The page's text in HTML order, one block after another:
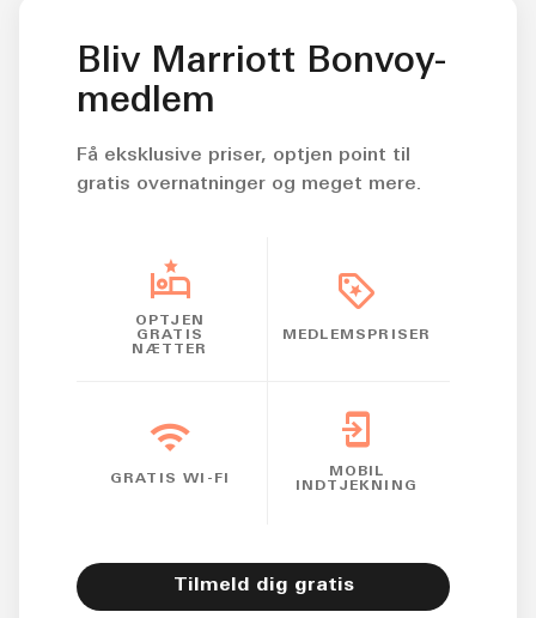
Bliv Marriott Bonvoy-
medlem
Få eksklusive priser, optjen point til
gratis overnatninger og meget mere.
OPTJEN
GRATIS
NÆTTER
MEDLEMSPRISER
GRATIS WI-FI
MOBIL
INDTJEKNING
Tilmeld dig gratis